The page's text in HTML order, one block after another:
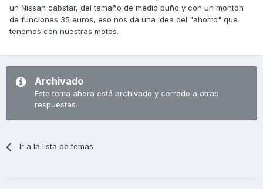
un Nissan cabstar, del tamaño de medio puño y con un monton
de funciones 35 euros, eso nos da una idea del "ahorro" que
tenemos con nuestras motos.
Archivado
Este tema ahora está archivado y cerrado a otras
respuestas.
Ir a la lista de temas